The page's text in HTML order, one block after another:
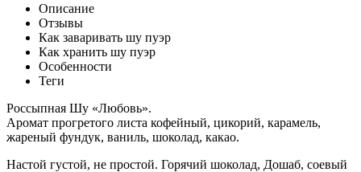
Описание
Отзывы
Как заваривать шу пуэр
Как хранить шу пуэр
Особенности
Теги
Россыпная Шу «Любовь».
Аромат прогретого листа кофейный, цикорий, карамель,
жареный фундук, ваниль, шоколад, какао.
Настой густой, не простой. Горячий шоколад, Дошаб, соевый